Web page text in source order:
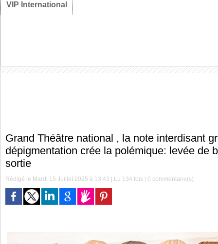
VIP International
Grand Théâtre national , la note interdisant
dépigmentation crée la polémique: levée de
sortie
Rédigé le Mardi 15 Juillet 2025 à 13:43 | Lu 134 fois |0 commentaire(s)